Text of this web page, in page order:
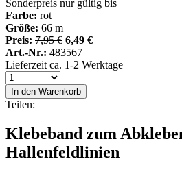
Sonderpreis nur gültig bis
Farbe: rot
Größe: 66 m
Preis: 7,95 € 6,49 €
Art.-Nr.: 483567
Lieferzeit ca. 1-2 Werktage
In den Warenkorb
Teilen:
Klebeband zum
Hallenfeldlinien